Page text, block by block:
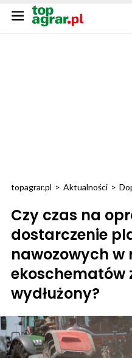
topagrar.pl > Aktualności >
Czy czas na
dostarczenie
nawozowych w
ekoschematów
wydłużony?